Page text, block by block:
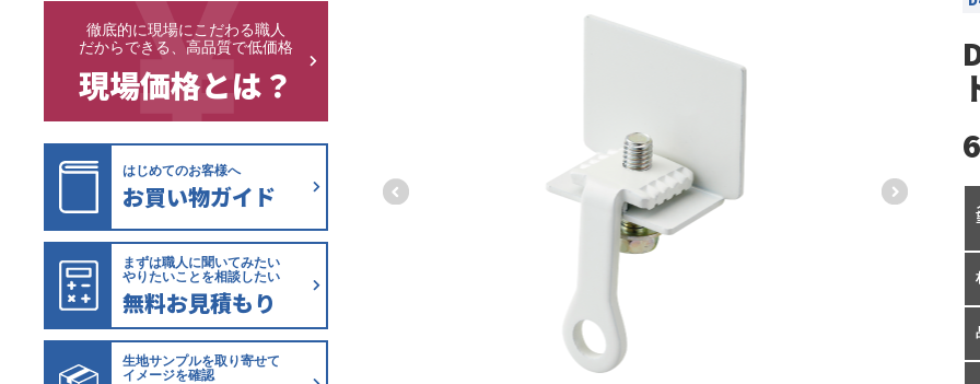
徹底的に現場にこだわる職人
だからできる、高品質で低価格
現場価格とは？
はじめてのお客様へ
お買い物ガイド
まずは職人に聞いてみたい
やりたいことを相談したい
無料お見積もり
生地サンプルを取り寄せて
イメージを確認